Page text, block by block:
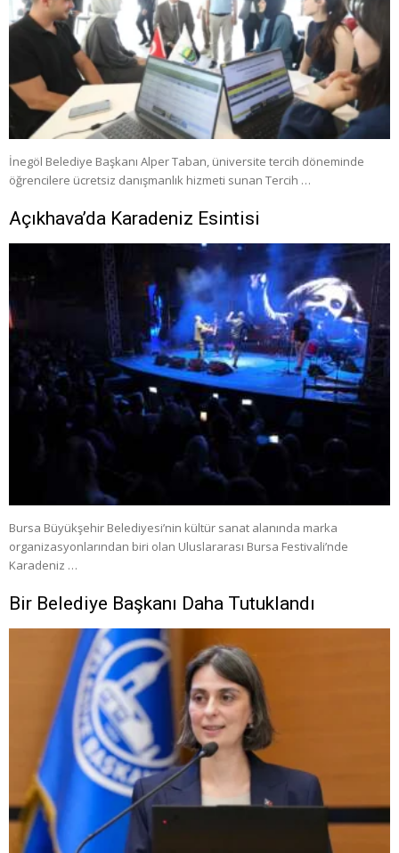
İnegöl Belediye Başkanı Alper Taban, üniversite tercih döneminde
öğrencilere ücretsiz danışmanlık hizmeti sunan Tercih …
Açıkhava’da Karadeniz Esintisi
Bursa Büyükşehir Belediyesi’nin kültür sanat alanında marka
organizasyonlarından biri olan Uluslararası Bursa Festivali’nde
Karadeniz …
Bir Belediye Başkanı Daha Tutuklandı